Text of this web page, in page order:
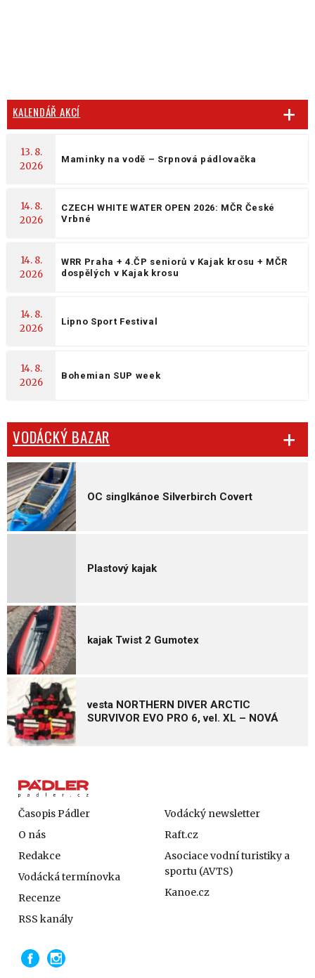
KALENDÁŘ AKCÍ
13. 8.
2026
Maminky na vodě – Srpnová pádlovačka
14. 8.
2026
CZECH WHITE WATER OPEN 2026: MČR České
Vrbné
14. 8.
2026
WRR Praha + 4.ČP seniorů v Kajak krosu + MČR
dospělých v Kajak krosu
14. 8.
2026
Lipno Sport Festival
14. 8.
2026
Bohemian SUP week
VODÁCKÝ BAZAR
OC singlkánoe Silverbirch Covert
Plastový kajak
kajak Twist 2 Gumotex
vesta NORTHERN DIVER ARCTIC
SURVIVOR EVO PRO 6, vel. XL – NOVÁ
Časopis Pádler
O nás
Redakce
Vodácká termínovka
Recenze
Vodácký newsletter
Raft.cz
Asociace vodní turistiky a
sportu (AVTS)
Kanoe.cz
RSS kanály